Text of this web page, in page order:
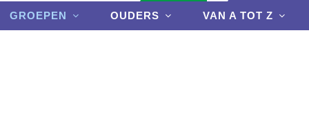
GROEPEN OUDERS VAN A TOT Z